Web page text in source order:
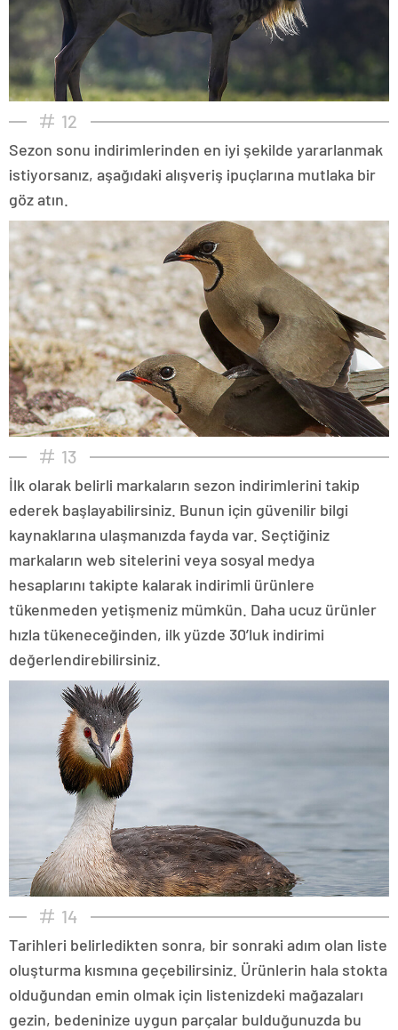
12
Sezon sonu indirimlerinden en iyi şekilde yararlanmak
istiyorsanız, aşağıdaki alışveriş ipuçlarına mutlaka bir
göz atın.
13
İlk olarak belirli markaların sezon indirimlerini takip
ederek başlayabilirsiniz. Bunun için güvenilir bilgi
kaynaklarına ulaşmanızda fayda var. Seçtiğiniz
markaların web sitelerini veya sosyal medya
hesaplarını takipte kalarak indirimli ürünlere
tükenmeden yetişmeniz mümkün. Daha ucuz ürünler
hızla tükeneceğinden, ilk yüzde 30’luk indirimi
değerlendirebilirsiniz.
14
Tarihleri belirledikten sonra, bir sonraki adım olan liste
oluşturma kısmına geçebilirsiniz. Ürünlerin hala stokta
olduğundan emin olmak için listenizdeki mağazaları
gezin, bedeninize uygun parçalar bulduğunuzda bu